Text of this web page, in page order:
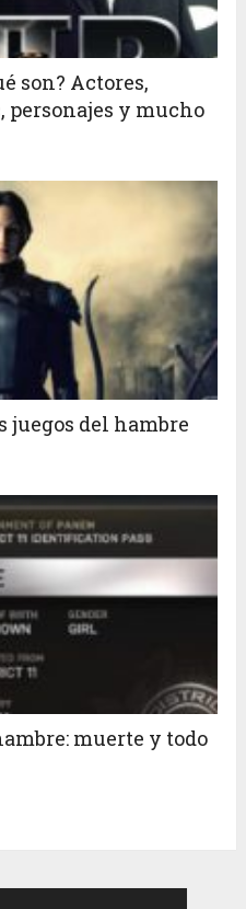
son? Actores,
personajes y mucho
juegos del hambre
muerte y todo